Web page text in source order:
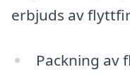
erbjuds av
Packning av